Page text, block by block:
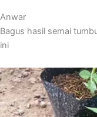
Anwar
Bagus hasil semai
ini